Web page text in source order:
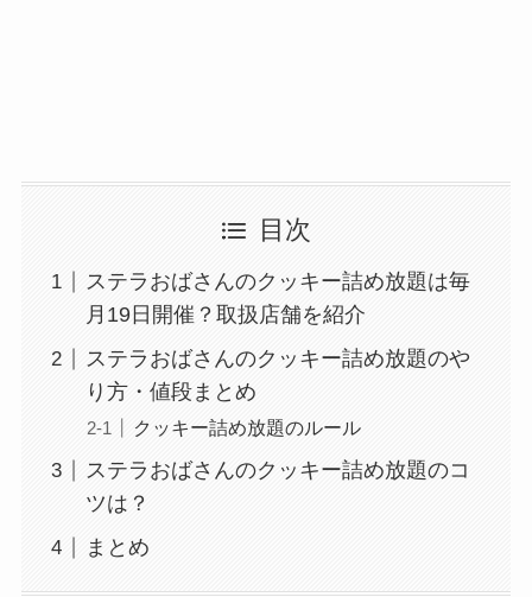
目次
ステラおばさんのクッキー詰め放題は毎
月19日開催？取扱店舗を紹介
ステラおばさんのクッキー詰め放題のや
り方・値段まとめ
クッキー詰め放題のルール
ステラおばさんのクッキー詰め放題のコ
ツは？
まとめ